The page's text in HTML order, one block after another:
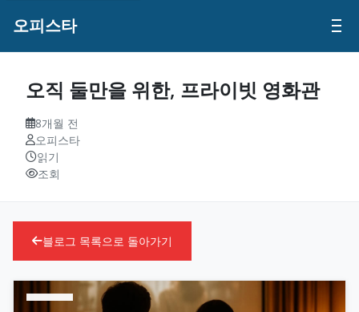
오피스타
오직 둘만을 위한, 프라이빗 영화관
8개월 전
오피스타
읽기
조회
블로그 목록으로 돌아가기